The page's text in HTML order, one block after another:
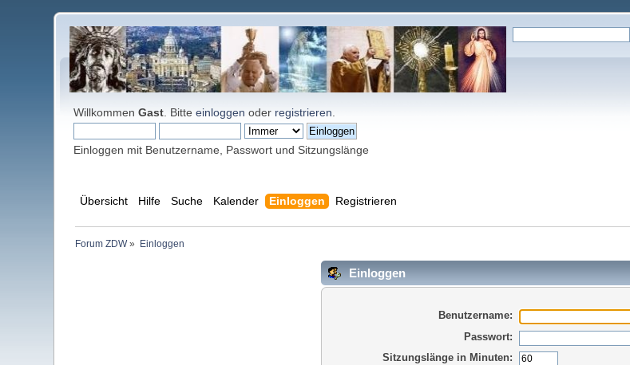
WillkommenGast . Bitteeinloggen oder registrieren
Einloggen mit Benutzername, Passwort und Sitzungslänge
Übersicht Hilfe Suche Kalender Einloggen Registrieren
Forum ZDW» Einloggen
Einloggen
Benutzername:
Passwort:
Sitzungslänge in Minuten: